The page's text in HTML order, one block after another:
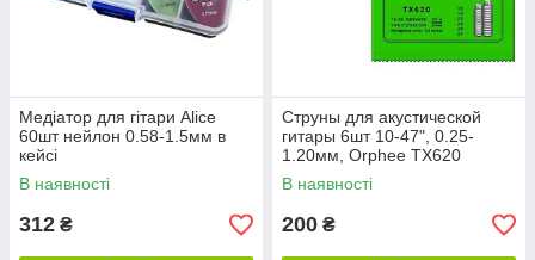
Медіатор для гітари Alice
60шт нейлон 0.58-1.5мм в
кейсі
В наявності
312 ₴
Струны для акустической
гитары 6шт 10-47", 0.25-
1.20мм, Orphee TX620
В наявності
200 ₴